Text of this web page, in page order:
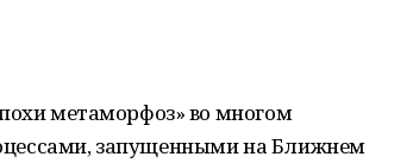
метаморфоз» во многом
запущенными на Ближнем